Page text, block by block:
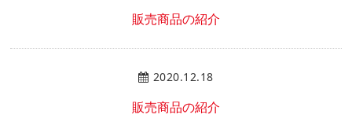
販売商品の紹介
2020.12.18
販売商品の紹介